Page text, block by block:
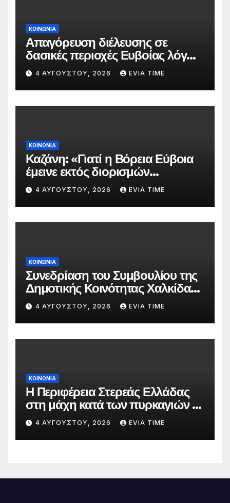
ΚΟΙΝΩΝΙΑ
Απαγόρευση διέλευσης σε
δασικές περιοχές Ευβοίας λόγω
πολύ υψηλού κινδύνου
πυρκαγιάς
4 ΑΥΓΟΎΣΤΟΥ, 2026 EVIA TIME
ΚΟΙΝΩΝΙΑ
Καζάνη: «Γιατί η Βόρεια Εύβοια
έμεινε εκτός διορισμών
δασκάλων;»
4 ΑΥΓΟΎΣΤΟΥ, 2026 EVIA TIME
ΚΟΙΝΩΝΙΑ
Συνεδρίαση του Συμβουλίου της
Δημοτικής Κοινότητας Χαλκίδας
την 5 Αυγούστου
4 ΑΥΓΟΎΣΤΟΥ, 2026 EVIA TIME
ΚΟΙΝΩΝΙΑ
Η Περιφέρεια Στερεάς Ελλάδας
στη μάχη κατά των πυρκαγιών –
Δράσεις και στήριξη σε πέντε
περιφερειακές ενότητες
4 ΑΥΓΟΎΣΤΟΥ, 2026 EVIA TIME